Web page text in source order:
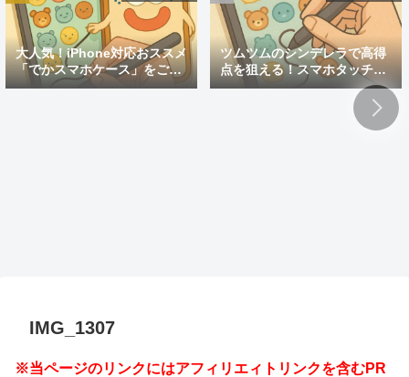
大人気！iPhone対応おススメ
「でかスマホケース」をご紹
介
ツムツムのシンデレラで高得
点を狙える！スマホタッチペ
ン
IMG_1307
※当ページのリンクにはアフィリエィトリンクを含むPR